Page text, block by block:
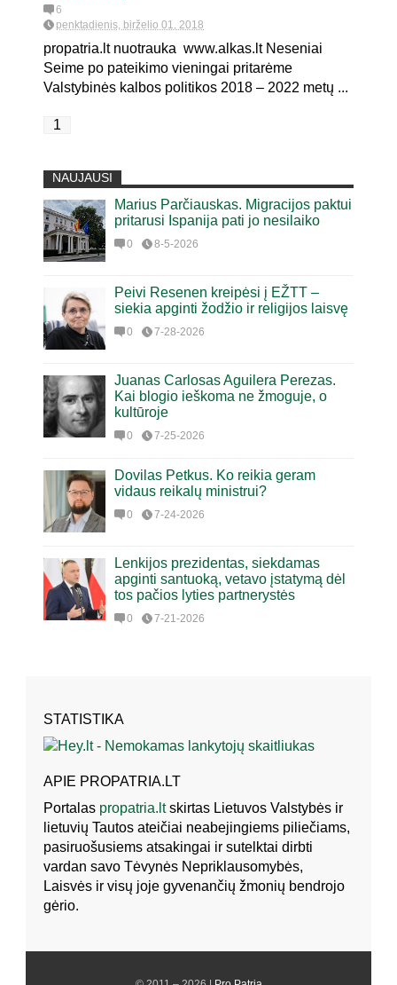
6
penktadienis, birželio 01, 2018
propatria.lt nuotrauka www.alkas.lt Neseniai
Seime po pateikimo vieningai pritarėme
Valstybinės kalbos politikos 2018 – 2022 metų ...
1
NAUJAUSI
Marius Parčiauskas. Migracijos paktui
pritarusi Ispanija pati jo nesilaiko
0 8-5-2026
Peivi Resenen kreipėsi į EŽTT –
siekia apginti žodžio ir religijos laisvę
0 7-28-2026
Juanas Carlosas Aguilera Perezas.
Kai blogio ieškoma ne žmoguje, o
kultūroje
0 7-25-2026
Dovilas Petkus. Ko reikia geram
vidaus reikalų ministrui?
0 7-24-2026
Lenkijos prezidentas, siekdamas
apginti santuoką, vetavo įstatymą dėl
tos pačios lyties partnerystės
0 7-21-2026
STATISTIKA
APIE PROPATRIA.LT
Portalas propatria.ltskirtas Lietuvos Valstybės ir
lietuvių Tautos ateičiai neabejingiems piliečiams,
pasiruošusiems atsakingai ir sutelktai dirbti
vardan savo Tėvynės Nepriklausomybės,
Laisvės ir visų joje gyvenančių žmonių bendrojo
gėrio.